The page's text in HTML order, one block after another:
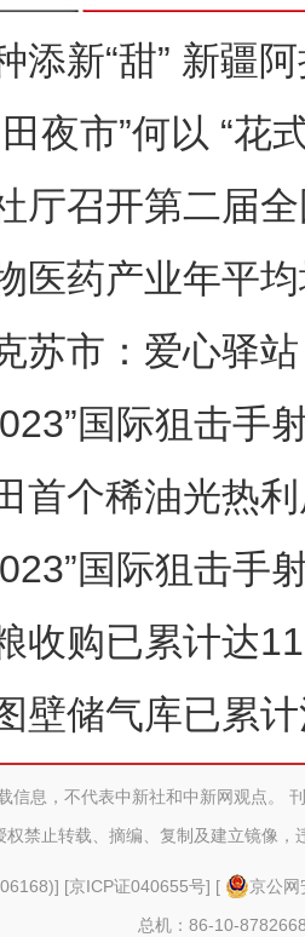
添新“甜” 新疆
夜市”何以 “花
厅召开第二届
医药产业年平
苏市：爱心驿
国际狙击手
首个稀油光热
国际狙击手
收购已累计达
壁储气库已累
信息，不代表中新社和中新网观点。
权禁止转载、摘编、复制及建立镜像，
] [京ICP证040655号] [
京公
总机：86-10-